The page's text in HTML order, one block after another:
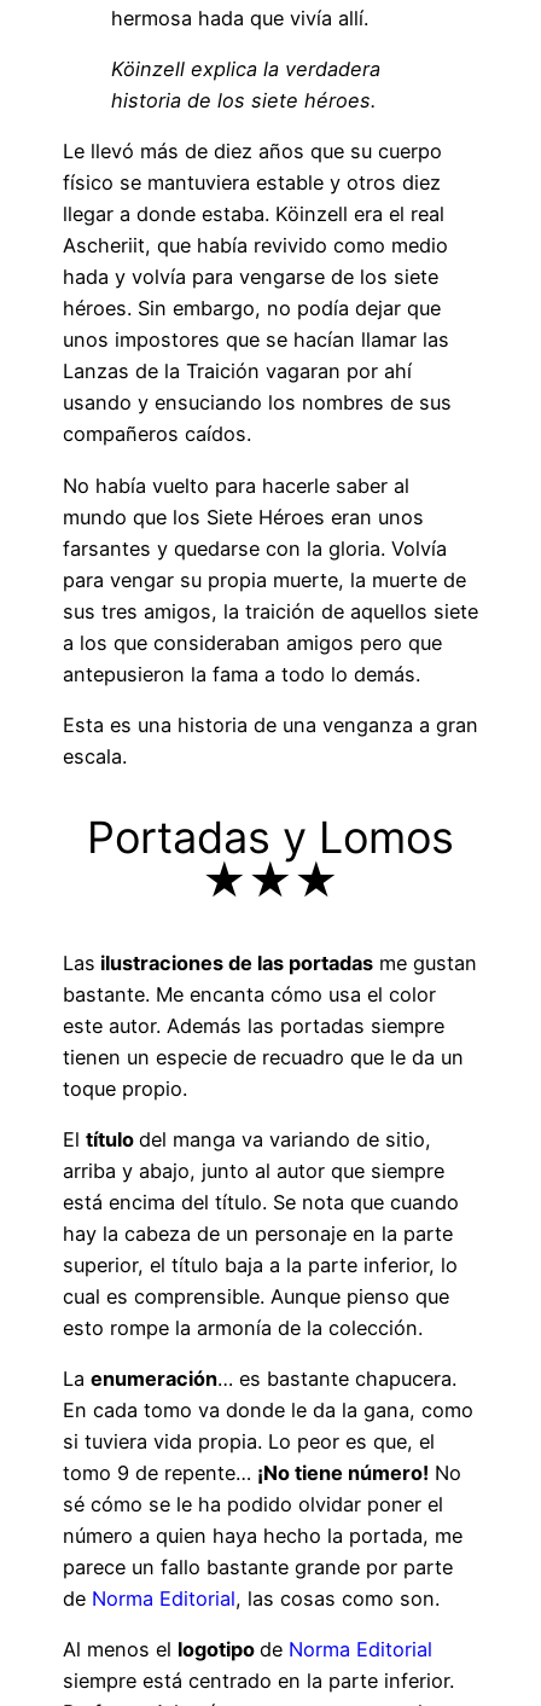
hermosa hada que vivía allí.
Köinzell explica la verdadera
historia de los siete héroes.
Le llevó más de diez años que su cuerpo
físico se mantuviera estable y otros diez
llegar a donde estaba. Köinzell era el real
Ascheriit, que había revivido como medio
hada y volvía para vengarse de los siete
héroes. Sin embargo, no podía dejar que
unos impostores que se hacían llamar las
Lanzas de la Traición vagaran por ahí
usando y ensuciando los nombres de sus
compañeros caídos.
No había vuelto para hacerle saber al
mundo que los Siete Héroes eran unos
farsantes y quedarse con la gloria. Volvía
para vengar su propia muerte, la muerte de
sus tres amigos, la traición de aquellos siete
a los que consideraban amigos pero que
antepusieron la fama a todo lo demás.
Esta es una historia de una venganza a gran
escala.
Portadas y Lomos
★★★
Las ilustraciones de las portadas me gustan
bastante. Me encanta cómo usa el color
este autor. Además las portadas siempre
tienen un especie de recuadro que le da un
toque propio.
El título del manga va variando de sitio,
arriba y abajo, junto al autor que siempre
está encima del título. Se nota que cuando
hay la cabeza de un personaje en la parte
superior, el título baja a la parte inferior, lo
cual es comprensible. Aunque pienso que
esto rompe la armonía de la colección.
La enumeración… es bastante chapucera.
En cada tomo va donde le da la gana, como
si tuviera vida propia. Lo peor es que, el
tomo 9 de repente… ¡No tiene número! No
sé cómo se le ha podido olvidar poner el
número a quien haya hecho la portada, me
parece un fallo bastante grande por parte
de Norma Editorial, las cosas como son.
Al menos el logotipo de Norma Editorial
siempre está centrado en la parte inferior.